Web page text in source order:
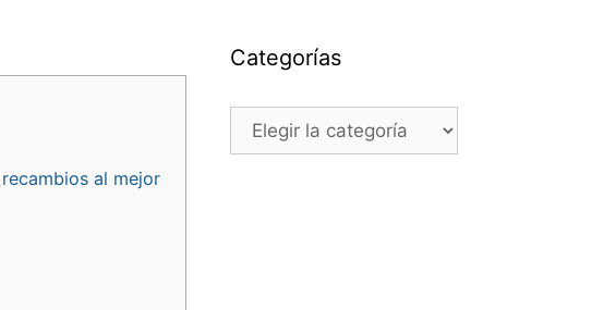
al mejor
Categorías
Categorías